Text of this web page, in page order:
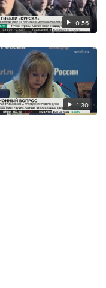
0:56
1:30